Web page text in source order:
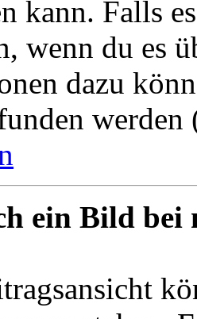
kann. Falls
wenn du es
dazu
ein Bild bei